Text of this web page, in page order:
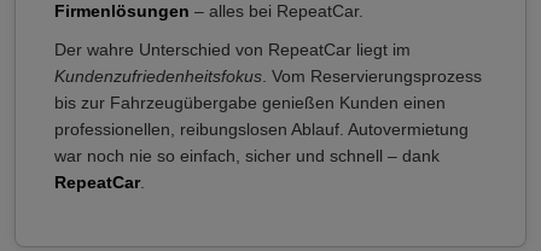
Firmenlösungen – alles bei RepeatCar.
Der wahre Unterschied von RepeatCar liegt im
Kundenzufriedenheitsfokus . Vom Reservierungsprozess
bis zur Fahrzeugübergabe genießen Kunden einen
professionellen, reibungslosen Ablauf. Autovermietung
war noch nie so einfach, sicher und schnell – dank
RepeatCar.